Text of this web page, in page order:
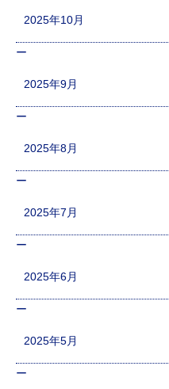
2025年10月
2025年9月
2025年8月
2025年7月
2025年6月
2025年5月